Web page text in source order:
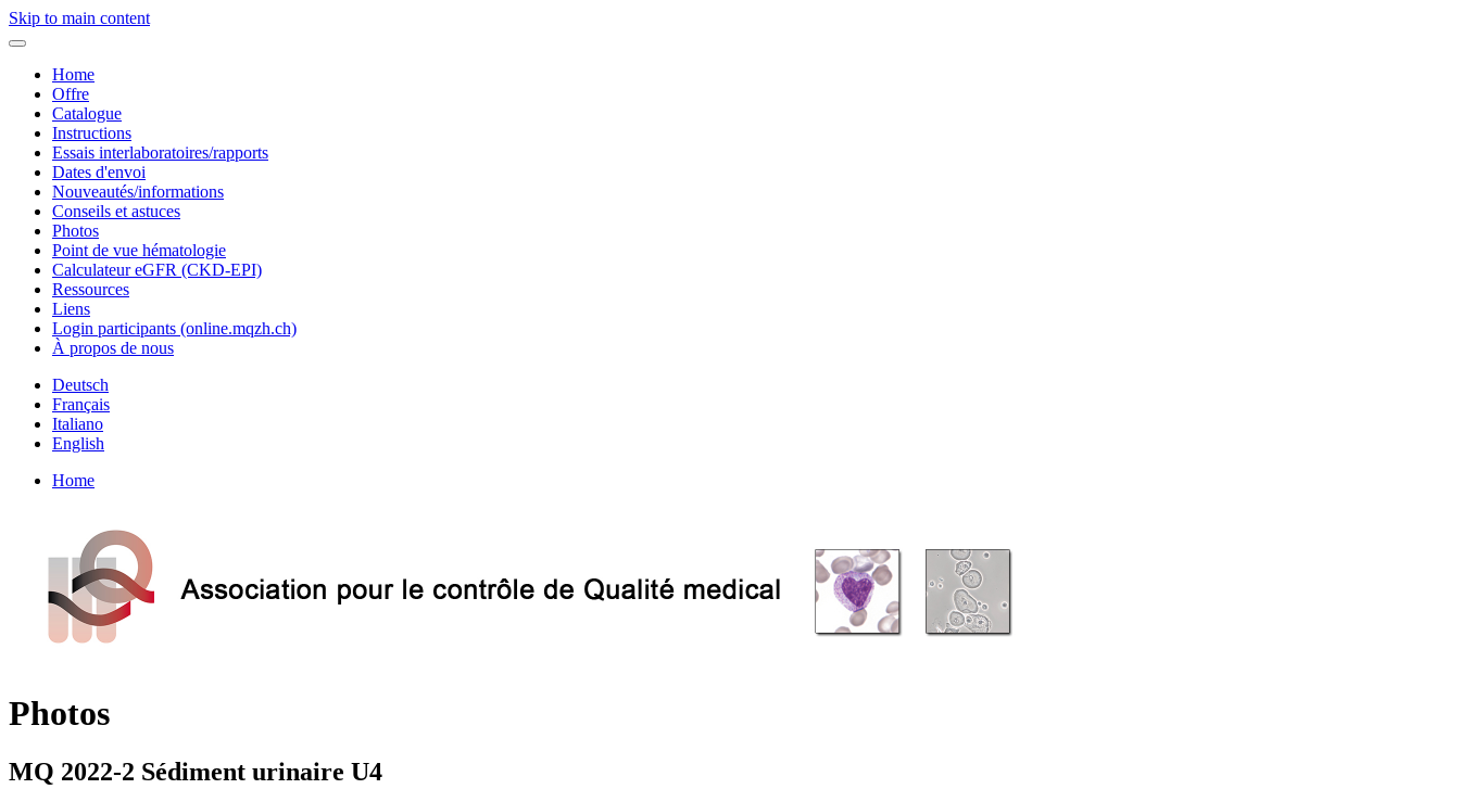
Skip to main content
Home
Offre
Catalogue
Instructions
Essais interlaboratoires/rapports
Dates d'envoi
Nouveautés/informations
Conseils et astuces
Photos
Point de vue hématologie
Calculateur eGFR (CKD-EPI)
Ressources
Liens
Login participants (online.mqzh.ch)
À propos de nous
Deutsch
Français
Italiano
English
Home
Photos
MQ 2022-2 Sédiment urinaire U4